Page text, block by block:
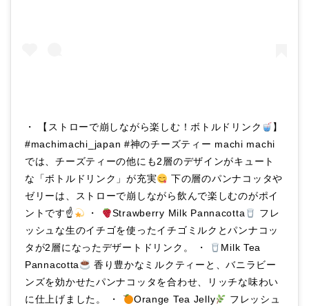
・ 【ストローで崩しながら楽しむ！ボトルドリンク
】
#machimachi_japan #神のチーズティー machi machi
では、チーズティーの他にも2層のデザインがキュート
な「ボトルドリンク」が充実
下の層のパンナコッタや
ゼリーは、ストローで崩しながら飲んで楽しむのがポイ
ントです☝
・ Strawberry Milk Pannacotta
フレ
ッシュな生のイチゴを使ったイチゴミルクとパンナコッ
タが2層になったデザートドリンク。 ・
Milk Tea
Pannacotta
香り豊かなミルクティーと、バニラビー
ンズを効かせたパンナコッタを合わせ、リッチな味わい
に仕上げました。 ・
Orange Tea Jelly
フレッシュ